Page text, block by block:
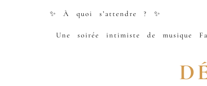
✨ À quoi s’attendre ? ✨
Une soirée intimiste de musique